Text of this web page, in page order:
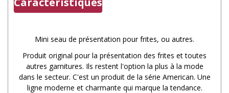
Mini seau de présentation pour frites, ou autres.
Produit original pour la présentation des frites et toutes
autres garnitures. Ils restent l'option la plus à la mode
dans le secteur. C'est un produit de la série American. Une
ligne moderne et charmante qui marque la tendance.